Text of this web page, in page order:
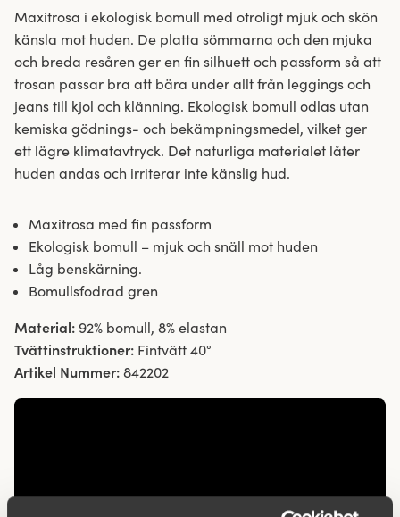
Maxitrosa i ekologisk bomull med otroligt mjuk och skön
känsla mot huden. De platta sömmarna och den mjuka
och breda resåren ger en fin silhuett och passform så att
trosan passar bra att bära under allt från leggings och
jeans till kjol och klänning. Ekologisk bomull odlas utan
kemiska gödnings- och bekämpningsmedel, vilket ger
ett lägre klimatavtryck. Det naturliga materialet låter
huden andas och irriterar inte känslig hud.
Maxitrosa med fin passform
Ekologisk bomull – mjuk och snäll mot huden
Låg benskärning.
Bomullsfodrad gren
Material: 92% bomull, 8% elastan
Tvättinstruktioner: Fintvätt 40°
Artikel Nummer: 842202